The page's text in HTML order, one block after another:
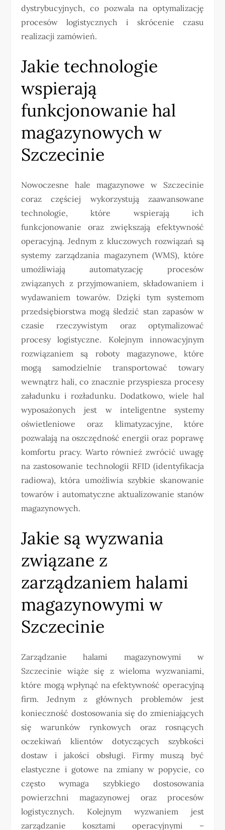
dystrybucyjnych, co pozwala na optymalizację
procesów logistycznych i skrócenie czasu
realizacji zamówień.
Jakie technologie
wspierają
funkcjonowanie hal
magazynowych w
Szczecinie
Nowoczesne hale magazynowe w Szczecinie
coraz częściej wykorzystują zaawansowane
technologie, które wspierają ich
funkcjonowanie oraz zwiększają efektywność
operacyjną. Jednym z kluczowych rozwiązań są
systemy zarządzania magazynem (WMS), które
umożliwiają automatyzację procesów
związanych z przyjmowaniem, składowaniem i
wydawaniem towarów. Dzięki tym systemom
przedsiębiorstwa mogą śledzić stan zapasów w
czasie rzeczywistym oraz optymalizować
procesy logistyczne. Kolejnym innowacyjnym
rozwiązaniem są roboty magazynowe, które
mogą samodzielnie transportować towary
wewnątrz hali, co znacznie przyspiesza procesy
załadunku i rozładunku. Dodatkowo, wiele hal
wyposażonych jest w inteligentne systemy
oświetleniowe oraz klimatyzacyjne, które
pozwalają na oszczędność energii oraz poprawę
komfortu pracy. Warto również zwrócić uwagę
na zastosowanie technologii RFID (identyfikacja
radiowa), która umożliwia szybkie skanowanie
towarów i automatyczne aktualizowanie stanów
magazynowych.
Jakie są wyzwania
związane z
zarządzaniem halami
magazynowymi w
Szczecinie
Zarządzanie halami magazynowymi w
Szczecinie wiąże się z wieloma wyzwaniami,
które mogą wpłynąć na efektywność operacyjną
firm. Jednym z głównych problemów jest
konieczność dostosowania się do zmieniających
się warunków rynkowych oraz rosnących
oczekiwań klientów dotyczących szybkości
dostaw i jakości obsługi. Firmy muszą być
elastyczne i gotowe na zmiany w popycie, co
często wymaga szybkiego dostosowania
powierzchni magazynowej oraz procesów
logistycznych. Kolejnym wyzwaniem jest
zarządzanie kosztami operacyjnymi –